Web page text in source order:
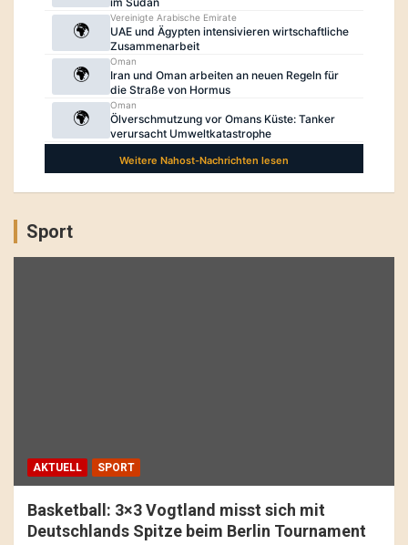
Sport
AKTUELL SPORT
Basketball: 3×3 Vogtland misst sich mit
Deutschlands Spitze beim Berlin Tournament